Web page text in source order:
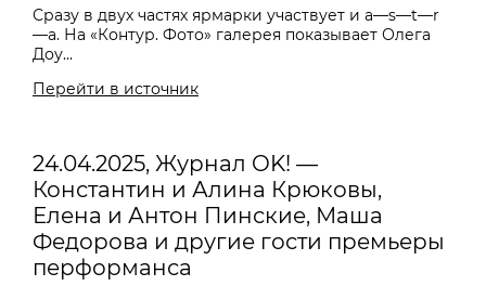
Сразу в двух частях ярмарки участвует и a—s—t—r
—a. На «Контур. Фото» галерея показывает Олега
Доу...
Перейти в источник
24.04.2025, Журнал OK! —
Константин и Алина Крюковы,
Елена и Антон Пинские, Маша
Федорова и другие гости премьеры
перформанса